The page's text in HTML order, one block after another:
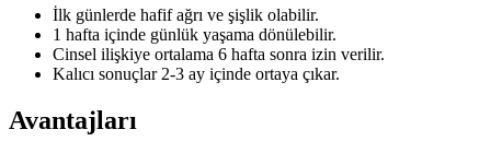
İlk günlerde hafif ağrı ve şişlik olabilir.
1 hafta içinde günlük yaşama dönülebilir.
Cinsel ilişkiye ortalama 6 hafta sonra izin verilir.
Kalıcı sonuçlar 2-3 ay içinde ortaya çıkar.
Avantajları